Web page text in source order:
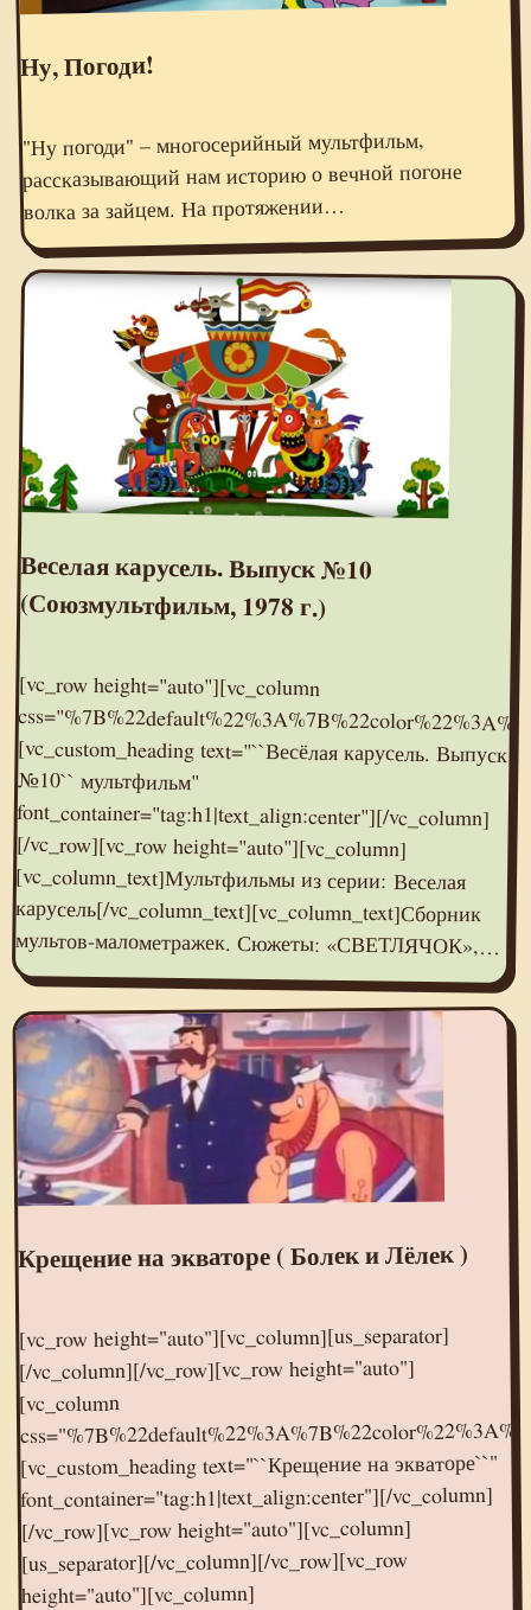
Ну, Погоди!
"Ну погоди" – многосерийный мультфильм,
рассказывающий нам историю о вечной погоне
волка за зайцем. На протяжении…
Веселая карусель. Выпуск №10
(Союзмультфильм, 1978 г.)
[vc_row height="auto"][vc_column
css="%7B%22default%22%3A%7B%22color%22%3A%22%23e95095%22%7D%7D"]
[vc_custom_heading text="``Весёлая карусель. Выпуск
№10`` мультфильм"
font_container="tag:h1|text_align:center"][/vc_column]
[/vc_row][vc_row height="auto"][vc_column]
[vc_column_text]Мультфильмы из серии: Веселая
карусель[/vc_column_text][vc_column_text]Сборник
мультов-малометражек. Сюжеты: «СВЕТЛЯЧОК»,…
Крещение на экваторе ( Болек и Лёлек )
[vc_row height="auto"][vc_column][us_separator]
[/vc_column][/vc_row][vc_row height="auto"]
[vc_column
[vc_custom_heading text="``Крещение на экваторе``"
font_container="tag:h1|text_align:center"][/vc_column]
[/vc_row][vc_row height="auto"][vc_column]
[us_separator][/vc_column][/vc_row][vc_row
height="auto"][vc_column]
[vc_raw_html]JTNDaWZyYW1lJTIwd2lkdGglM0QlMjI1NjAlMjIlMjBoZWlnaHQlM0QlMjIzMTUlMjIlMjBzcmMlM0QlMjIlMkYlMkZvay5ydSUyRnZpZGVvZW1iZWQlMkY3ODk1MTUxMDg2MTk0JTIyJTIwZnJhbWVib3JkZXIlM0QlMjIwJTIyJTIwYWxsb3clM0QlMjJhdXRvcGxheSUyMiUyMGFsbG93ZnVsbHNjcmVlbiUzRSUzQyUyRmlmcmFtZSUzRQ==